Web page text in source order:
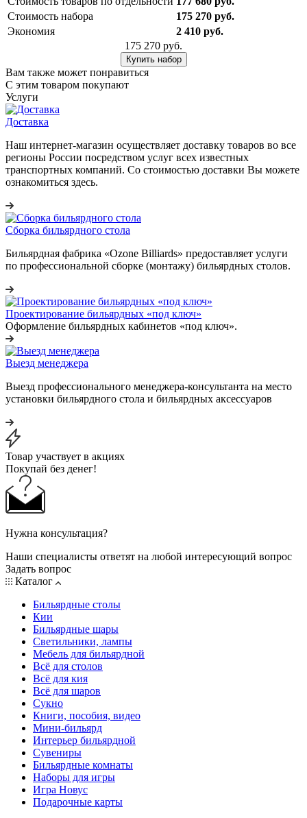
Стоимость набора
175 270 руб.
Экономия
2 410 руб.
175 270 руб.
Купить набор
Вам также может понравиться
С этим товаром покупают
Услуги
Доставка
Наш интернет-магазин осуществляет доставку товаров во все
регионы России посредством услуг всех известных
транспортных компаний. Со стоимостью доставки Вы можете
ознакомиться здесь.
Сборка бильярдного стола
Бильярдная фабрика «Ozone Billiards» предоставляет услуги
по профессиональной сборке (монтажу) бильярдных столов.
Проектирование бильярдных «под ключ»
Оформление бильярдных кабинетов «под ключ».
Выезд менеджера
Выезд профессионального менеджера-консультанта на место
установки бильярдного стола и бильярдных аксессуаров
Товар участвует в акциях
Покупай без денег!
Нужна консультация?
Наши специалисты ответят на любой интересующий вопрос
Задать вопрос
Каталог
Бильярдные столы
Кии
Бильярдные шары
Светильники, лампы
Мебель для бильярдной
Всё для столов
Всё для кия
Всё для шаров
Сукно
Книги, пособия, видео
Мини-бильярд
Интерьер бильярдной
Сувениры
Бильярдные комнаты
Наборы для игры
Игра Новус
Подарочные карты